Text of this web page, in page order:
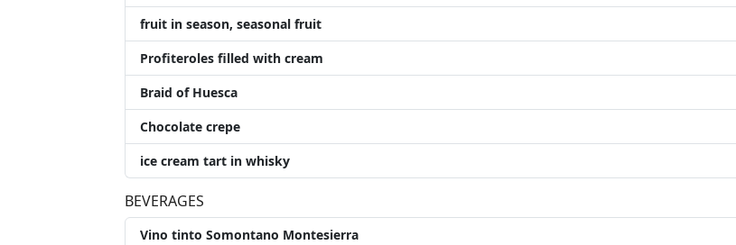
fruit in season, seasonal fruit
Profiteroles filled with cream
Braid of Huesca
Chocolate crepe
ice cream tart in whisky
BEVERAGES
Vino tinto Somontano Montesierra